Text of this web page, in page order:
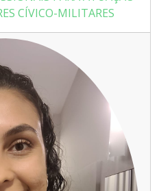
CÍVICO-MILITARES